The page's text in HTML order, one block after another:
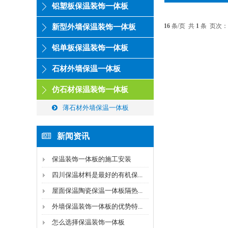
铝塑板保温装饰一体板
新型外墙保温装饰一体板
铝单板保温装饰一体板
石材外墙保温一体板
仿石材保温装饰一体板
薄石材外墙保温一体板
新闻资讯
保温装饰一体板的施工安装
四川保温材料是最好的有机保...
屋面保温陶瓷保温一体板隔热...
外墙保温装饰一体板的优势特...
怎么选择保温装饰一体板
16 条/页 共 1 条 页次：